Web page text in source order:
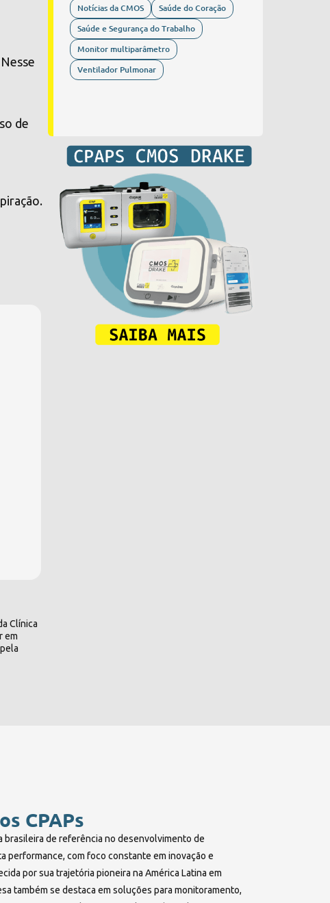
de
Clínica
em
Notícias da CMOS
Saúde do Coração
Saúde e Segurança do Trabalho
Monitor multiparâmetro
Ventilador Pulmonar
CPAPs
brasileira de referência no desenvolvimento de
performance, com foco constante em inovação e
por sua trajetória pioneira na América Latina em
também se destaca em soluções para monitoramento,